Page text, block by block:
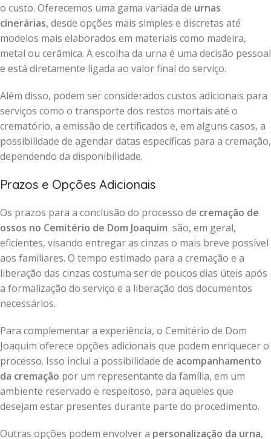
o custo. Oferecemos uma gama variada de urnas
cinerárias, desde opções mais simples e discretas até
modelos mais elaborados em materiais como madeira,
metal ou cerâmica. A escolha da urna é uma decisão pessoal
e está diretamente ligada ao valor final do serviço.
Além disso, podem ser considerados custos adicionais para
serviços como o transporte dos restos mortais até o
crematório, a emissão de certificados e, em alguns casos, a
possibilidade de agendar datas específicas para a cremação,
dependendo da disponibilidade.
Prazos e Opções Adicionais
Os prazos para a conclusão do processo de cremação de
ossos no Cemitério de Dom Joaquim são, em geral,
eficientes, visando entregar as cinzas o mais breve possível
aos familiares. O tempo estimado para a cremação e a
liberação das cinzas costuma ser de poucos dias úteis após
a formalização do serviço e a liberação dos documentos
necessários.
Para complementar a experiência, o Cemitério de Dom
Joaquim oferece opções adicionais que podem enriquecer o
processo. Isso inclui a possibilidade de acompanhamento
da cremação por um representante da família, em um
ambiente reservado e respeitoso, para aqueles que
desejam estar presentes durante parte do procedimento.
Outras opções podem envolver a personalização da urna,